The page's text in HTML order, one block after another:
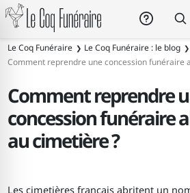
Le Coq Funéraire
Le Coq Funéraire
Le Coq Funéraire : le blog
Comment reprendre une concession funéraire
Comment reprendre
concession funéraire
au cimetière ?
Les cimetières français abritent un